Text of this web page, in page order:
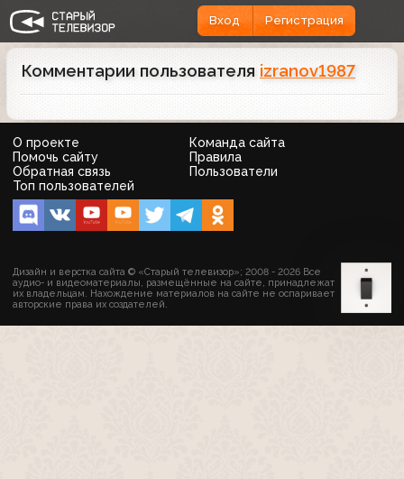
Вход Регистрация
Комментарии пользователя izranov1987
О проекте
Команда сайта
Помочь сайту
Правила
Обратная связь
Пользователи
Топ пользователей
Дизайн и верстка сайта © «Старый телевизор»; 2008 - 2026 Все
аудио- и видеоматериалы, размещённые на сайте, принадлежат
их владельцам. Нахождение материалов на сайте не оспаривает
авторские права их создателей.